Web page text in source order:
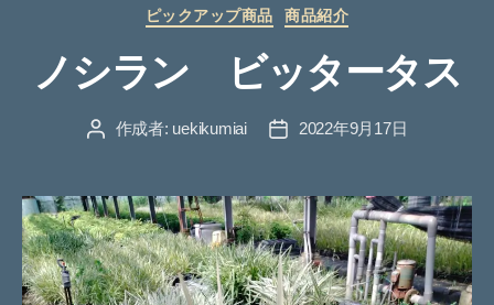
カ
ゴ
リ
ピックアップ商品 商品紹介
ノシラン ビッタータス
投 作成者: uekikumiai
投
2022年9月17日